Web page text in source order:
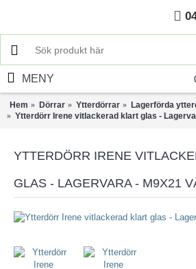
MENY
Hem Dörrar Ytterdörrar
Lagerförda
Ytterdörr Irene vitlackerad klart glas -
YTTERDÖRR IRENE
GLAS - LAGERVARA - M9X21